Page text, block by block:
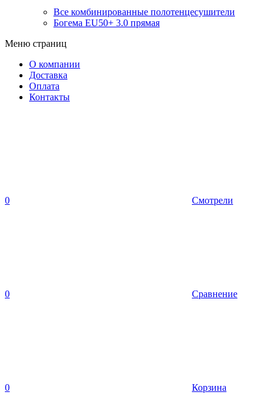
Все комбинированные полотенцесушители
Богема EU50+ 3.0 прямая
Меню страниц
О компании
Доставка
Оплата
Контакты
0 Смотрели
0 Сравнение
0 Корзина